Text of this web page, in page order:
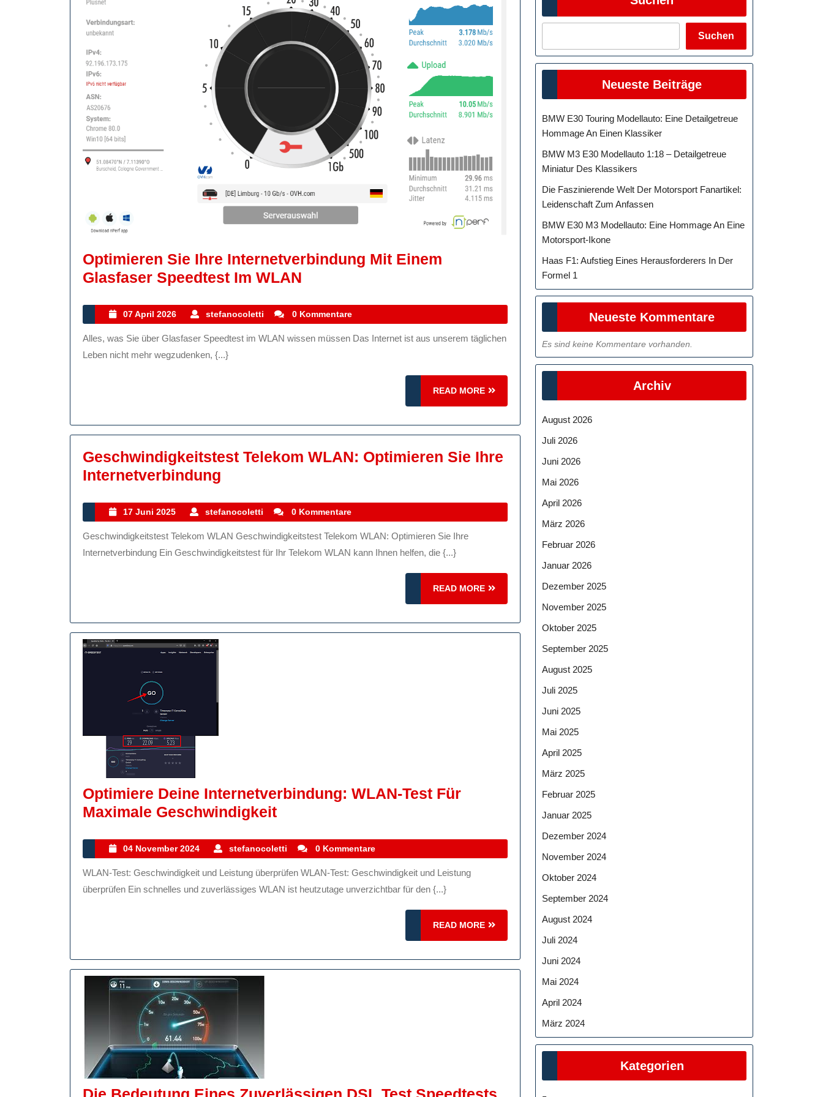
Optimieren Sie Ihre Internetverbindung Mit Einem
Glasfaser Speedtest Im WLAN
Ihre
Internetverbindung
Im
07 April 2026
07
April
2026
stefanocoletti stefanocoletti
0 Kommentare
Alles, was Sie über Glasfaser Speedtest im WLAN wissen müssen Das Internet ist aus unserem täglichen
Leben nicht mehr wegzudenken, {...}
READ MORE
READ
MORE
Geschwindigkeitstest Telekom WLAN: Optimieren Sie Ihre
Internetverbindung
WLAN:
Optimieren
Sie
17 Juni 2025
17
Juni
2025
stefanocoletti stefanocoletti
0 Kommentare
Geschwindigkeitstest Telekom WLAN Geschwindigkeitstest Telekom WLAN: Optimieren Sie Ihre
Internetverbindung Ein Geschwindigkeitstest für Ihr Telekom WLAN kann Ihnen helfen, die {...}
READ MORE
READ
MORE
Optimiere Deine Internetverbindung: WLAN-Test Für
Maximale GeschwindigkeitOptimiere
Internetverbindung:
WLAN-
Test
04 November 2024
04
November
2024
stefanocoletti stefanocoletti
0 Kommentare
WLAN-Test: Geschwindigkeit und Leistung überprüfen WLAN-Test: Geschwindigkeit und Leistung
überprüfen Ein schnelles und zuverlässiges WLAN ist heutzutage unverzichtbar für den {...}
READ MORE
READ
MORE
Suchen
Neueste Beiträge
BMW E30 Touring Modellauto: Eine Detailgetreue
Hommage An Einen Klassiker
BMW M3 E30 Modellauto 1:18 – Detailgetreue
Miniatur Des Klassikers
Die Faszinierende Welt Der Motorsport Fanartikel:
Leidenschaft Zum Anfassen
BMW E30 M3 Modellauto: Eine Hommage An Eine
Motorsport-Ikone
Haas F1: Aufstieg Eines Herausforderers In Der
Formel 1
Neueste Kommentare
Es sind keine Kommentare vorhanden.
Archiv
August 2026
Juli 2026
Juni 2026
Mai 2026
April 2026
März 2026
Februar 2026
Januar 2026
Dezember 2025
November 2025
Oktober 2025
September 2025
August 2025
Juli 2025
Juni 2025
Mai 2025
April 2025
März 2025
Februar 2025
Januar 2025
Dezember 2024
November 2024
Oktober 2024
September 2024
August 2024
Juli 2024
Juni 2024
Mai 2024
April 2024
März 2024
Kategorien